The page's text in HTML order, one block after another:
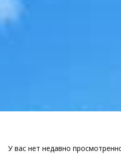
У вас нет недавно